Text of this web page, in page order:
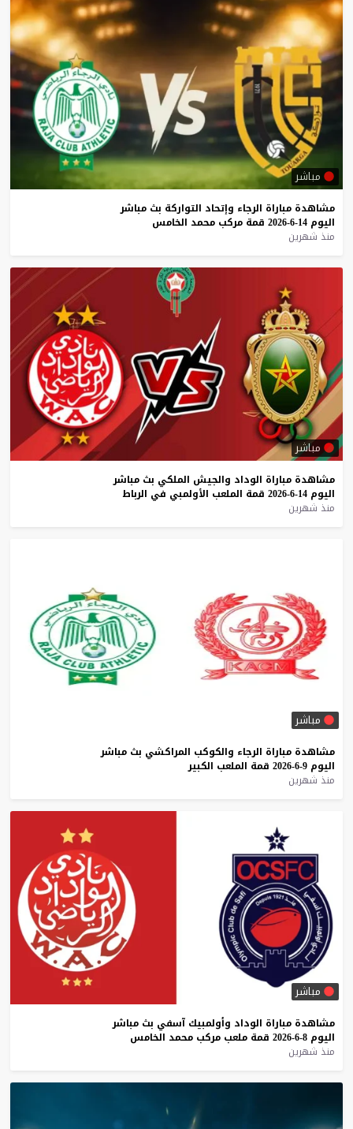
مباشر
مشاهدة مباراة الرجاء وإتحاد التواركة بث مباشر
اليوم 14-6-2026 قمة مركب محمد الخامس
منذ شهرين
مباشر
مشاهدة مباراة الوداد والجيش الملكي بث مباشر
اليوم 14-6-2026 قمة الملعب الأولمبي في الرباط
منذ شهرين
مباشر
مشاهدة مباراة الرجاء والكوكب المراكشي بث مباشر
اليوم 9-6-2026 قمة الملعب الكبير
منذ شهرين
مباشر
مشاهدة مباراة الوداد وأولمبيك آسفي بث مباشر
اليوم 8-6-2026 قمة ملعب مركب محمد الخامس
منذ شهرين